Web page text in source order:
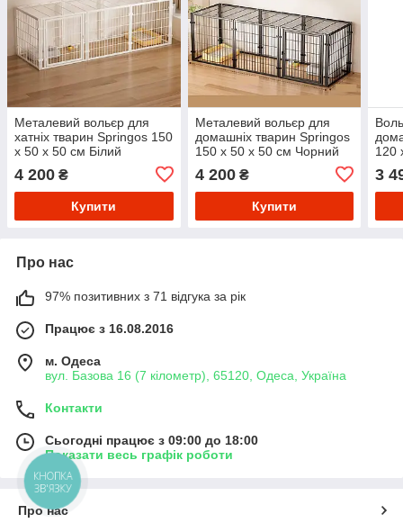
Металевий вольєр для
хатніх тварин Springos 150
x 50 x 50 см Білий
4 200 ₴
Купити
Металевий вольєр для
домашніх тварин Springos
150 x 50 x 50 см Чорний
4 200₴
Купити
120
3
Про нас
97% позитивних з 71 відгука за рік
Працює з 16.08.2016
м. Одеса
вул. Базова 16 (7 кілометр), 65120, Одеса, Україна
Контакти
Сьогодні працює з 09:00 до 18:00
Показати весь графік роботи
Про нас
КНОПКА
ЗВ'ЯЗКУ